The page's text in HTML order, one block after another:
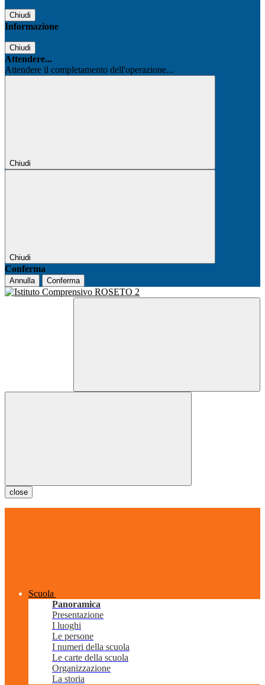
Chiudi
Informazione
Chiudi
Attendere...
Attendere il completamento dell'operazione...
Chiudi
Chiudi
Conferma
Annulla Conferma
close
Scuola
Panoramica
Presentazione
I luoghi
Le persone
I numeri della scuola
Le carte della scuola
Organizzazione
La storia